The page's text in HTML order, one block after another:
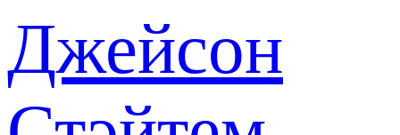
Джейсон